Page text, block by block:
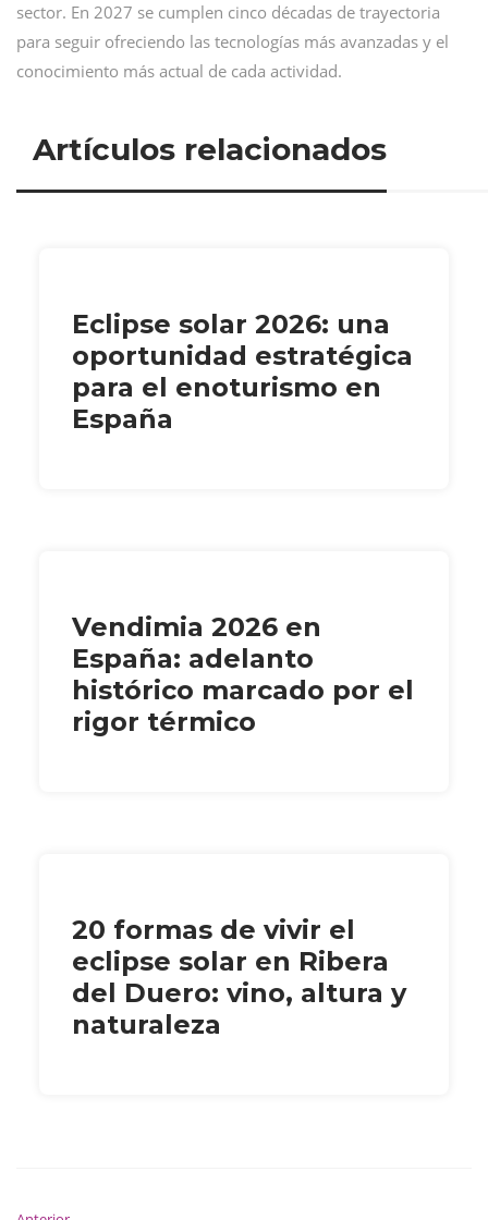
sector. En 2027 se cumplen cinco décadas de trayectoria
para seguir ofreciendo las tecnologías más avanzadas y el
conocimiento más actual de cada actividad.
Artículos relacionados
Eclipse solar 2026: una
oportunidad estratégica
para el enoturismo en
España
Vendimia 2026 en
España: adelanto
histórico marcado por el
rigor térmico
20 formas de vivir el
eclipse solar en Ribera
del Duero: vino, altura y
naturaleza